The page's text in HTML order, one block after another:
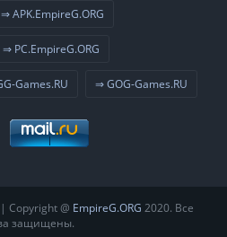
⇒ APK.EmpireG.ORG
⇒ PC.EmpireG.ORG
Games.RU ⇒ GOG-Games.RU
| Copyright @ EmpireG.ORG 2020. Все
защищены.